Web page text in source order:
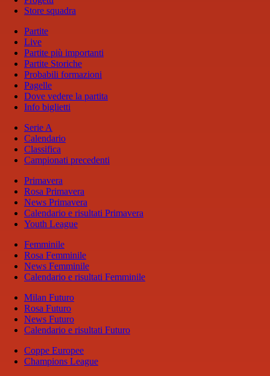
Store squadra
Partite
Live
Partite più importanti
Partite Storiche
Probabili formazioni
Pagelle
Dove vedere la partita
Info biglietti
Serie A
Calendario
Classifica
Campionati precedenti
Primavera
Rosa Primavera
News Primavera
Calendario e risultati Primavera
Youth League
Femminile
Rosa Femminile
News Femminile
Calendario e risultati Femminile
Milan Futuro
Rosa Futuro
News Futuro
Calendario e risultati Futuro
Coppe Europee
Champions League